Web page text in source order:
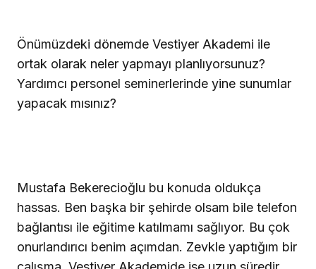
Önümüzdeki dönemde Vestiyer Akademi ile
ortak olarak neler yapmayı planlıyorsunuz?
Yardımcı personel seminerlerinde yine sunumlar
yapacak mısınız?
Mustafa Bekerecioğlu bu konuda oldukça
hassas. Ben başka bir şehirde olsam bile telefon
bağlantısı ile eğitime katılmamı sağlıyor. Bu çok
onurlandırıcı benim açımdan. Zevkle yaptığım bir